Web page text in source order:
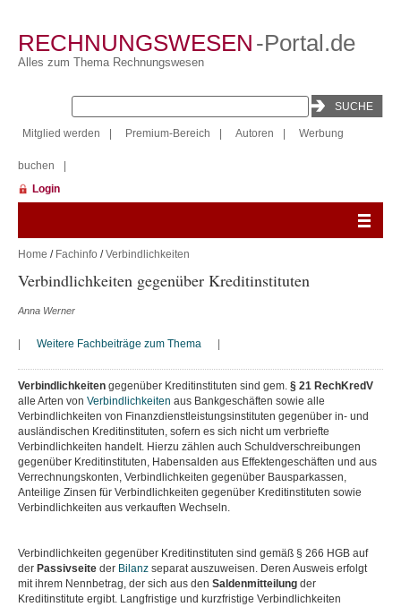
RECHNUNGSWESEN -Portal.de
Alles zum Thema Rechnungswesen
Mitglied werden Premium-Bereich Autoren Werbung
buchen
Login
Home / Fachinfo /Verbindlichkeiten
Verbindlichkeiten gegenüber Kreditinstituten
Anna Werner
Weitere Fachbeiträge zum Thema
Verbindlichkeiten gegenüber Kreditinstituten sind gem. § 21 RechKredV
alle Arten von Verbindlichkeiten aus Bankgeschäften sowie alle
Verbindlichkeiten von Finanzdienstleistungsinstituten gegenüber in- und
ausländischen Kreditinstituten, sofern es sich nicht um verbriefte
Verbindlichkeiten handelt. Hierzu zählen auch Schuldverschreibungen
gegenüber Kreditinstituten, Habensalden aus Effektengeschäften und aus
Verrechnungskonten, Verbindlichkeiten gegenüber Bausparkassen,
Anteilige Zinsen für Verbindlichkeiten gegenüber Kreditinstituten sowie
Verbindlichkeiten aus verkauften Wechseln.
Verbindlichkeiten gegenüber Kreditinstituten sind gemäß § 266 HGB auf
der Passivseite der Bilanz separat auszuweisen. Deren Ausweis erfolgt
mit ihrem Nennbetrag, der sich aus den Saldenmitteilung der
Kreditinstitute ergibt. Langfristige und kurzfristige Verbindlichkeiten